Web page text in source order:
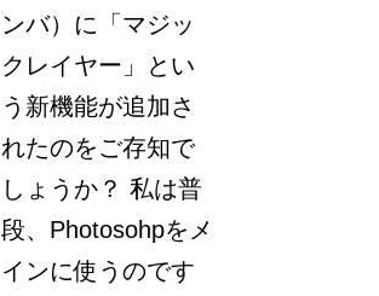
ンバ）に「マジッ
クレイヤー」とい
う新機能が追加さ
れたのをご存知で
しょうか？ 私は普
段、Photosohpをメ
インに使うのです